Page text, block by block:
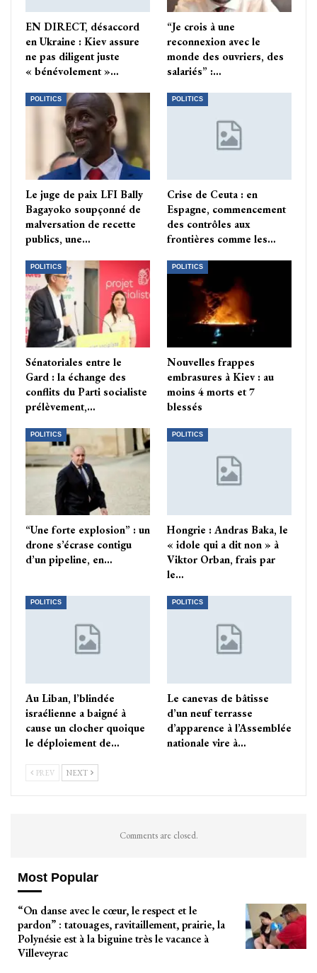
EN DIRECT, désaccord
en Ukraine : Kiev assure
ne pas diligent juste
« bénévolement »…
“Je crois à une
reconnexion avec le
monde des ouvriers, des
salariés” :…
POLITICS
Le juge de paix LFI Bally
Bagayoko soupçonné de
malversation de recette
publics, une…
POLITICS
Crise de Ceuta : en
Espagne, commencement
des contrôles aux
frontières comme les…
POLITICS
Sénatoriales entre le
Gard : la échange des
conflits du Parti socialiste
prélèvement,…
POLITICS
Nouvelles frappes
embrasures à Kiev : au
moins 4 morts et 7
blessés
POLITICS
“Une forte explosion” : un
drone s’écrase contigu
d’un pipeline, en…
POLITICS
Hongrie : Andras Baka, le
« idole qui a dit non » à
Viktor Orban, frais par
le…
POLITICS
Au Liban, l’blindée
israélienne a baigné à
cause un clocher quoique
le déploiement de…
POLITICS
Le canevas de bâtisse
d’un neuf terrasse
d’apparence à l’Assemblée
nationale vire à…
PREV NEXT
Comments are closed.
Most Popular
“On danse avec le cœur, le respect et le
pardon” : tatouages, ravitaillement, prairie, la
Polynésie est à la biguine très le vacance à
Villeveyrac